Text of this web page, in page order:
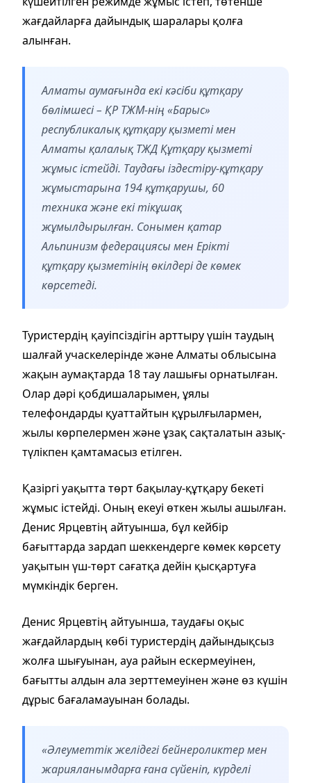
жағдайларға дайындық шаралары қолға
алынған.
Алматы аумағында екі кәсіби құтқару
бөлімшесі – ҚР ТЖМ-нің «Барыс»
республикалық құтқару қызметі мен
Алматы қалалық ТЖД Құтқару қызметі
жұмыс істейді. Таудағы іздестіру-құтқару
жұмыстарына 194 құтқарушы, 60
техника және екі тікұшақ
жұмылдырылған. Сонымен қатар
Альпинизм федерациясы мен Ерікті
құтқару қызметінің өкілдері де көмек
көрсетеді.
Туристердің қауіпсіздігін арттыру үшін таудың
шалғай учаскелерінде және Алматы облысына
жақын аумақтарда 18 тау лашығы орнатылған.
Олар дәрі қобдишаларымен, ұялы
телефондарды қуаттайтын құрылғылармен,
жылы көрпелермен және ұзақ сақталатын азық-
түлікпен қамтамасыз етілген.
Қазіргі уақытта төрт бақылау-құтқару бекеті
жұмыс істейді. Оның екеуі өткен жылы ашылған.
Денис Ярцевтің айтуынша, бұл кейбір
бағыттарда зардап шеккендерге көмек көрсету
уақытын үш-төрт сағатқа дейін қысқартуға
мүмкіндік берген.
Денис Ярцевтің айтуынша, таудағы оқыс
жағдайлардың көбі туристердің дайындықсыз
жолға шығуынан, ауа райын ескермеуінен,
бағытты алдын ала зерттемеуінен және өз күшін
дұрыс бағаламауынан болады.
«Әлеуметтік желідегі бейнероликтер мен
жарияланымдарға ғана сүйеніп, күрделі